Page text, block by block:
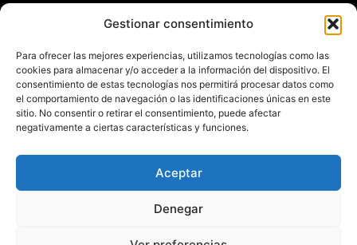
Gestionar consentimiento
Para ofrecer las mejores experiencias, utilizamos tecnologías como las
cookies para almacenar y/o acceder a la información del dispositivo. El
consentimiento de estas tecnologías nos permitirá procesar datos como
el comportamiento de navegación o las identificaciones únicas en este
sitio. No consentir o retirar el consentimiento, puede afectar
negativamente a ciertas características y funciones.
Aceptar
Denegar
Ping Pong Exterior
Nosotros
Atención al Cliente
Garantías
Contacto
Política Devoluciones
Legales
Aviso Legal
Política de Privacidad
Política de Cookies
Polítíca de RRSS